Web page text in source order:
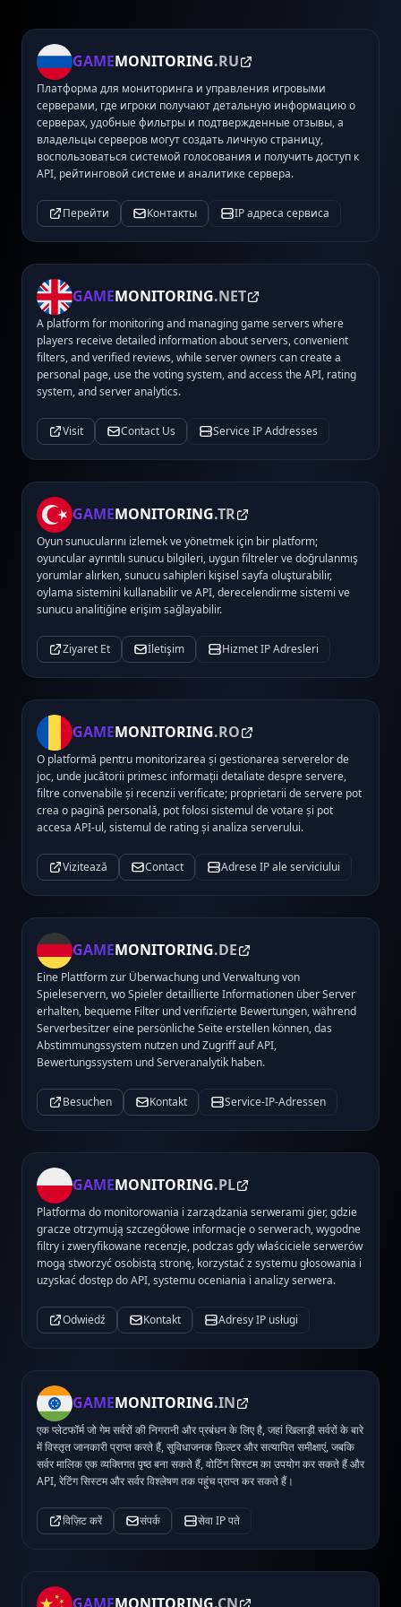
GAMEMONITORING.RU
Платформа для мониторинга и управления игровыми
серверами, где игроки получают детальную информацию о
серверах, удобные фильтры и подтвержденные отзывы, а
владельцы серверов могут создать личную страницу,
воспользоваться системой голосования и получить доступ к
API, рейтинговой системе и аналитике сервера.
Перейти Контакты IP адреса сервиса
GAMEMONITORING.NET
A platform for monitoring and managing game servers where
players receive detailed information about servers, convenient
filters, and verified reviews, while server owners can create a
personal page, use the voting system, and access the API, rating
system, and server analytics.
Visit Contact Us Service IP Addresses
GAMEMONITORING.TR
Oyun sunucularını izlemek ve yönetmek için bir platform;
oyuncular ayrıntılı sunucu bilgileri, uygun filtreler ve doğrulanmış
yorumlar alırken, sunucu sahipleri kişisel sayfa oluşturabilir,
oylama sistemini kullanabilir ve API, derecelendirme sistemi ve
sunucu analitiğine erişim sağlayabilir.
Ziyaret Et İletişim Hizmet IP Adresleri
GAMEMONITORING.RO
O platformă pentru monitorizarea și gestionarea serverelor de
joc, unde jucătorii primesc informații detaliate despre servere,
filtre convenabile și recenzii verificate; proprietarii de servere pot
crea o pagină personală, pot folosi sistemul de votare și pot
accesa API-ul, sistemul de rating și analiza serverului.
Vizitează Contact Adrese IP ale serviciului
GAMEMONITORING.DE
Eine Plattform zur Überwachung und Verwaltung von
Spieleservern, wo Spieler detaillierte Informationen über Server
erhalten, bequeme Filter und verifizierte Bewertungen, während
Serverbesitzer eine persönliche Seite erstellen können, das
Abstimmungssystem nutzen und Zugriff auf API,
Bewertungssystem und Serveranalytik haben.
Besuchen Kontakt Service-IP-Adressen
GAMEMONITORING.PL
Platforma do monitorowania i zarządzania serwerami gier, gdzie
gracze otrzymują szczegółowe informacje o serwerach, wygodne
filtry i zweryfikowane recenzje, podczas gdy właściciele serwerów
mogą stworzyć osobistą stronę, korzystać z systemu głosowania i
uzyskać dostęp do API, systemu oceniania i analizy serwera.
Odwiedź Kontakt Adresy IP usługi
GAMEMONITORING.IN
एक प्लेटफॉर्म जो गेम सर्वरों की निगरानी और प्रबंधन के लिए है, जहां खिलाड़ी सर्वरों के बारे
में विस्तृत जानकारी प्राप्त करते हैं, सुविधाजनक फ़िल्टर और सत्यापित समीक्षाएं, जबकि
सर्वर मालिक एक व्यक्तिगत पृष्ठ बना सकते हैं, वोटिंग सिस्टम का उपयोग कर सकते हैं और
API, रेटिंग सिस्टम और सर्वर विश्लेषण तक पहुंच प्राप्त कर सकते हैं।
विज़िट करें संपर्क सेवा IP पते